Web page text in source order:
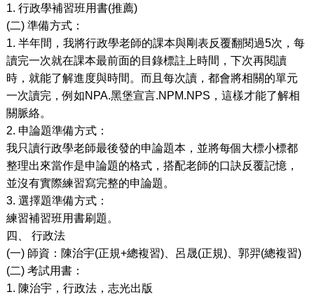
1. 行政學補習班用書(推薦)
(二) 準備方式：
1. 半年間，我將行政學老師的課本與剛表反覆翻閱過5次，每
讀完一次就在課本最前面的目錄標註上時間，下次再閱讀
時，就能了解進度與時間。而且每次讀，都會將相關的單元
一次讀完，例如NPA.黑堡宣言.NPM.NPS ，這樣才能了解相
關脈絡。
2. 申論題準備方式：
我只讀行政學老師最後發的申論題本，並將每個大標小標都
整理出來當作是申論題的格式，搭配老師的口訣反覆記憶，
並沒有實際練習寫完整的申論題。
3. 選擇題準備方式：
練習補習班用書刷題。
四、
行政法
(一) 師資：陳治宇(正規+總複習)、呂晟(正規)、郭羿(總複習)
(二) 考試用書：
1. 陳治宇，行政法，志光出版